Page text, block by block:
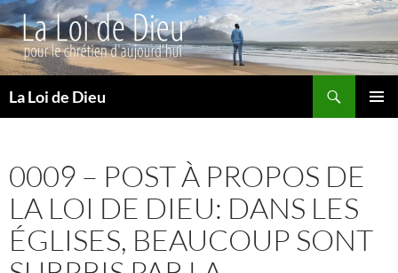
La Loi de Dieu
0009 – POST À PROPOS DE
LA LOI DE DIEU: DANS LES
ÉGLISES, BEAUCOUP SONT